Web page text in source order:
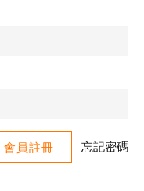
會員註冊 忘記密碼